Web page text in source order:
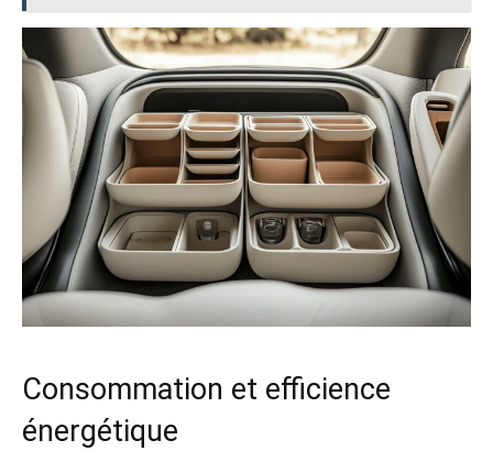
Consommation et efficience
énergétique